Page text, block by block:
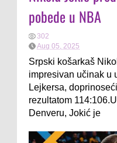
pobede u NBA
302
Aug 05, 2025
Srpski košarkaš
impresivan učinak u
Lejkersa,
rezultatom
Denveru, Jokić je